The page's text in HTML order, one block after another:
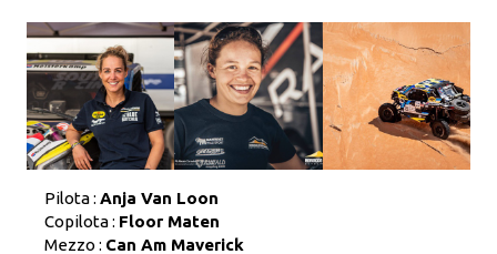
Pilota : Anja Van Loon
Copilota : Floor Maten
Mezzo : Can Am Maverick